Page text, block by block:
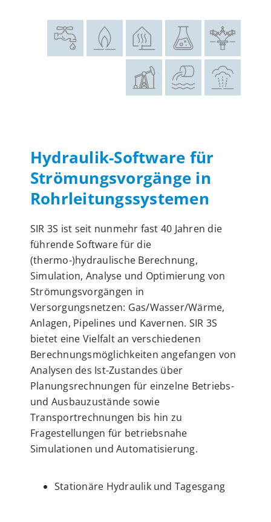
Hydraulik-Software für
Strömungsvorgänge in
Rohrleitungssystemen
SIR 3S ist seit nunmehr fast 40 Jahren die
führende Software für die
(thermo-)hydraulische Berechnung,
Simulation, Analyse und Optimierung von
Strömungsvorgängen in
Versorgungsnetzen: Gas/Wasser/Wärme,
Anlagen, Pipelines und Kavernen. SIR 3S
bietet eine Vielfalt an verschiedenen
Berechnungsmöglichkeiten angefangen von
Analysen des Ist-Zustandes über
Planungsrechnungen für einzelne Betriebs-
und Ausbauzustände sowie
Transportrechnungen bis hin zu
Fragestellungen für betriebsnahe
Simulationen und Automatisierung.
Stationäre Hydraulik und Tagesgang